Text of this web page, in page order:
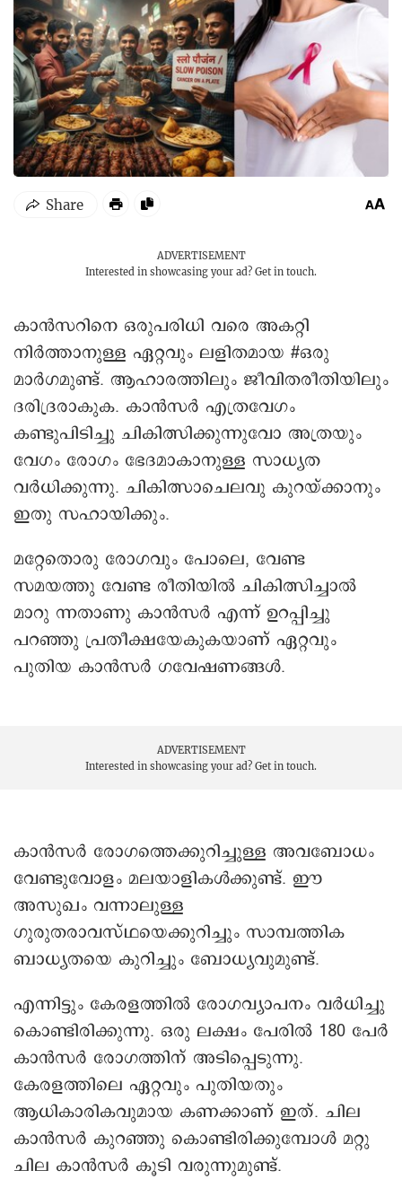
ADVERTISEMENT
Interested in showcasing your ad? Get in touch.
കാൻസറിനെ ഒരുപരിധി വരെ അകറ്റി
നിർത്താനുള്ള ഏറ്റവും ലളിതമായ #ഒരു
മാർഗമുണ്ട്. ആഹാരത്തിലും ജീവിതരീതിയിലും
ദരിദ്രരാകുക. കാൻസർ എത്രവേഗം
കണ്ടുപിടിച്ചു ചികിത്സിക്കുന്നുവോ അത്രയും
വേഗം രോഗം ഭേദമാകാനുള്ള സാധ്യത
വർധിക്കുന്നു. ചികിത്സാചെലവു കുറയ്ക്കാനും
ഇതു സഹായിക്കും.
മറ്റേതൊരു രോഗവും പോലെ, വേണ്ട
സമയത്തു വേണ്ട രീതിയിൽ ചികിത്സിച്ചാൽ
മാറു ന്നതാണു കാൻസർ എന്ന് ഉറപ്പിച്ചു
പറഞ്ഞു പ്രതീക്ഷയേകുകയാണ് ഏറ്റവും
പുതിയ കാൻസർ ഗവേഷണങ്ങൾ.
ADVERTISEMENT
Interested in showcasing your ad? Get in touch.
കാൻസർ രോഗത്തെക്കുറിച്ചുള്ള അവബോധം
വേണ്ടുവോളം മലയാളികൾക്കുണ്ട്. ഈ
അസുഖം വന്നാലുള്ള
ഗുരുതരാവസ്ഥയെക്കുറിച്ചും സാമ്പത്തിക
ബാധ്യതയെ കുറിച്ചും ബോധ്യവുമുണ്ട്.
എന്നിട്ടും കേരളത്തിൽ രോഗവ്യാപനം വർധിച്ചു
കൊണ്ടിരിക്കുന്നു. ഒരു ലക്ഷം പേരിൽ 180 പേർ
കാൻസർ രോഗത്തിന് അടിപ്പെടുന്നു.
കേരളത്തിലെ ഏറ്റവും പുതിയതും
ആധികാരികവുമായ കണക്കാണ് ഇത്. ചില
കാൻസർ കുറഞ്ഞു കൊണ്ടിരിക്കുമ്പോൾ മറ്റു
ചില കാൻസർ കൂടി വരുന്നുമുണ്ട്.